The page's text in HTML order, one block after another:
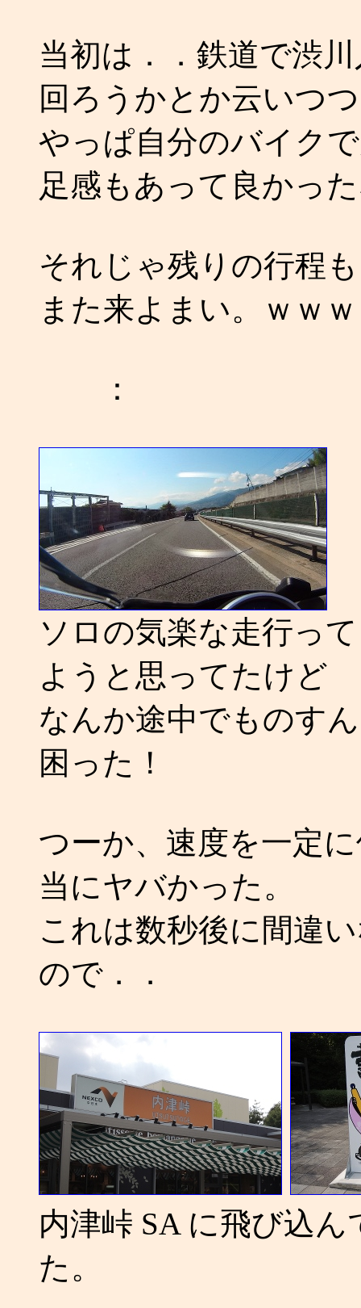
当初は．．鉄道で渋
回ろうかとか云いつつ
やっぱ自分のバイク
足感もあって良かっ
それじゃ残りの行程
また来よまい。ｗｗｗ
：
ソロの気楽な走行っ
ようと思ってたけど
なんか途中でものす
困った！
つーか、速度を一定
当にヤバかった。
これは数秒後に間違
ので．．
内津峠 SA に飛び込
た。